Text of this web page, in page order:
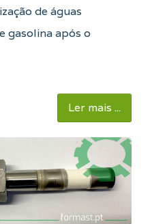
de águas
gasolina após o
Ler mais ...